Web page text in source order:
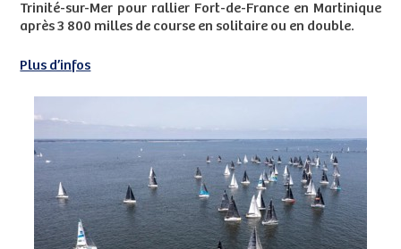
Trinité-sur-Mer pour rallier Fort-de-France en Martinique
après 3 800 milles de course en solitaire ou en double.
Plus d’infos